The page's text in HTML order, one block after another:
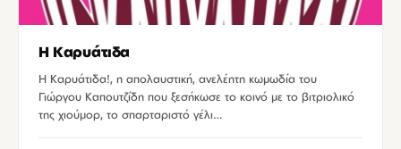
Η Καρυάτιδα
Η Καρυάτιδα!, η απολαυστική, ανελέητη κωμωδία του
Γιώργου Καπουτζίδη που ξεσήκωσε το κοινό με το βιτριολικό
της χιούμορ, το σπαρταριστό γέλι…